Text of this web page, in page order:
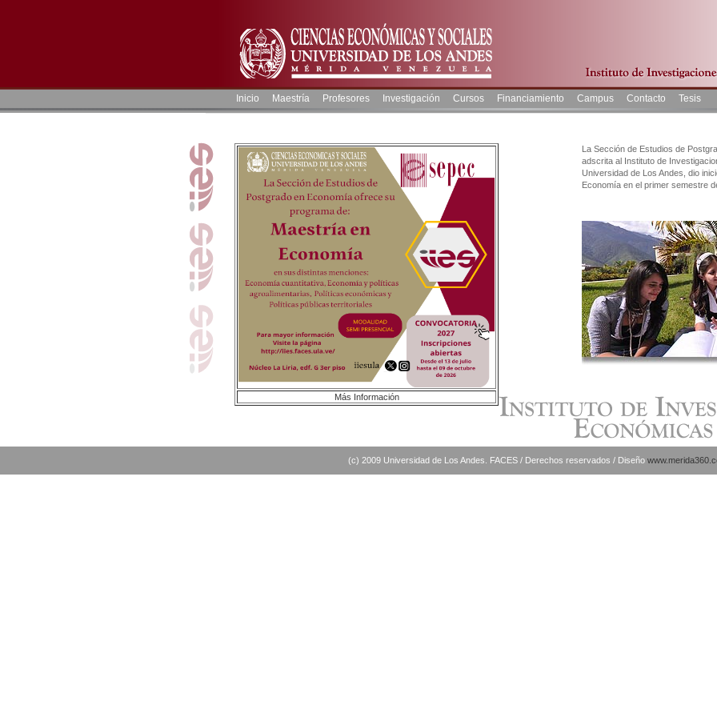
Inicio Maestría Profesores Investigación Cursos Financiamiento Campus Contacto Tesis
Más Información
La Sección de Estudios de
adscrita al Instituto de
Universidad de Los Andes, dio
Economía en el primer semestre
(c) 2009 Universidad de Los Andes. FACES / Derechos reservados / Diseño